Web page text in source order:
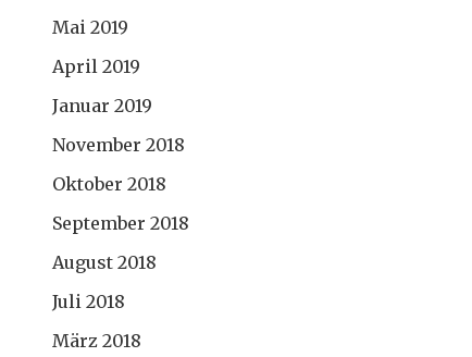
Mai 2019
April 2019
Januar 2019
November 2018
Oktober 2018
September 2018
August 2018
Juli 2018
März 2018